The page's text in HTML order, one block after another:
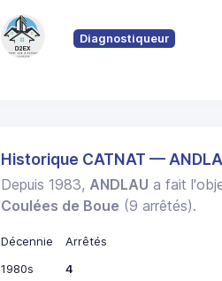
Diagnostiqueur
Historique CATNAT —
Depuis 1983, ANDLAU a fait
Coulées de Boue (9 arrêtés).
Décennie
Arrêtés
1980s
4